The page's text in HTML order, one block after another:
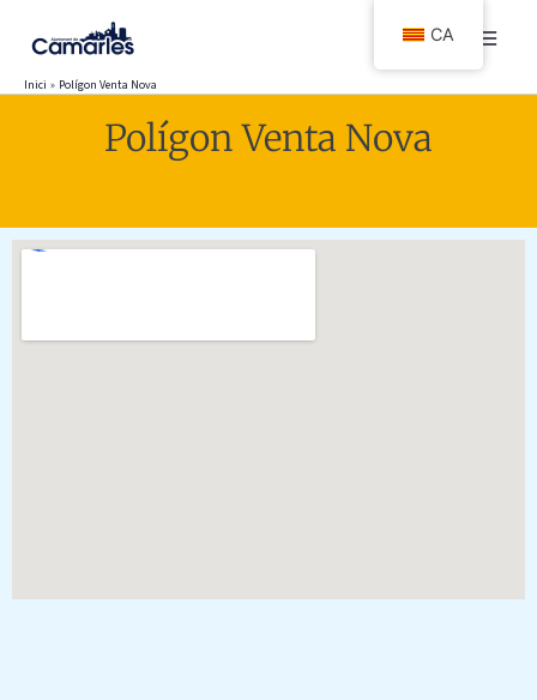
contingut
Inici Polígon Venta Nova
Polígon Venta Nova
CA